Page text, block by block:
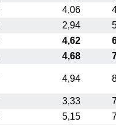
4,06
2,94
4,62
4,68
4,94
3,33
5,15